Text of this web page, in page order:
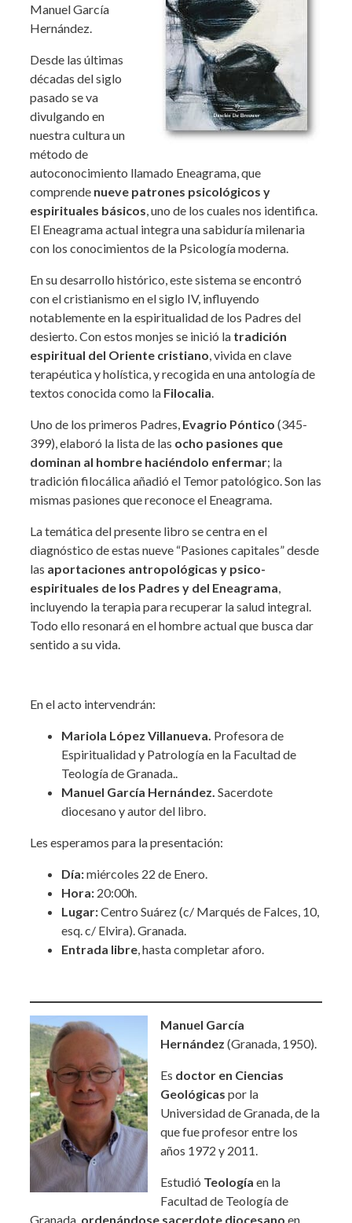
Manuel García
Hernández.
Desde las últimas
décadas del siglo
pasado se va
divulgando en
nuestra cultura un
método de
autoconocimiento llamado Eneagrama, que
comprende nueve patrones psicológicos y
espirituales básicos, uno de los cuales nos identifica.
El Eneagrama actual integra una sabiduría milenaria
con los conocimientos de la Psicología moderna.
En su desarrollo histórico, este sistema se encontró
con el cristianismo en el siglo IV, influyendo
notablemente en la espiritualidad de los Padres del
desierto. Con estos monjes se inició la tradición
espiritual del Oriente cristiano, vivida en clave
terapéutica y holística, y recogida en una antología de
textos conocida como la Filocalia.
Uno de los primeros Padres, Evagrio Póntico (345-
399), elaboró la lista de las ocho pasiones que
dominan al hombre haciéndolo enfermar; la
tradición filocálica añadió el Temor patológico. Son las
mismas pasiones que reconoce el Eneagrama.
La temática del presente libro se centra en el
diagnóstico de estas nueve “Pasiones capitales” desde
las aportaciones antropológicas y psico-
espirituales de los Padres y del Eneagrama,
incluyendo la terapia para recuperar la salud integral.
Todo ello resonará en el hombre actual que busca dar
sentido a su vida.
En el acto intervendrán:
Mariola López Villanueva. Profesora de
Espiritualidad y Patrología en la Facultad de
Teología de Granada..
Manuel García Hernández. Sacerdote
diocesano y autor del libro.
Les esperamos para la presentación:
Día:miércoles 22 de Enero.
Hora: 20:00h.
Lugar:Centro Suárez (c/ Marqués de Falces, 10,
esq. c/ Elvira). Granada.
Entrada libre, hasta completar aforo.
Manuel García
Hernández (Granada, 1950).
Es doctor en Ciencias
Geológicas por la
Universidad de Granada, de la
que fue profesor entre los
años 1972 y 2011.
Estudió Teología en la
Facultad de Teología de
Granada, ordenándose sacerdote diocesano en